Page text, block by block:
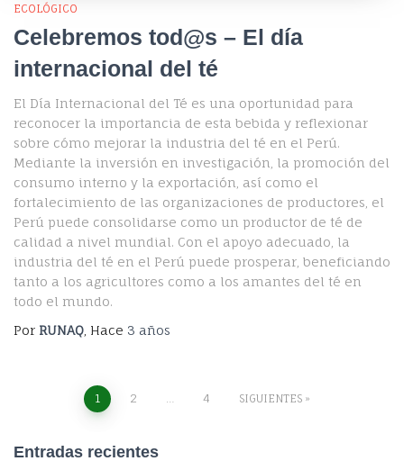
ECOLÓGICO
Celebremos tod@s – El día
internacional del té
El Día Internacional del Té es una oportunidad para
reconocer la importancia de esta bebida y reflexionar
sobre cómo mejorar la industria del té en el Perú.
Mediante la inversión en investigación, la promoción del
consumo interno y la exportación, así como el
fortalecimiento de las organizaciones de productores, el
Perú puede consolidarse como un productor de té de
calidad a nivel mundial. Con el apoyo adecuado, la
industria del té en el Perú puede prosperar, beneficiando
tanto a los agricultores como a los amantes del té en
todo el mundo.
Por RUNAQ , Hace 3 años
Navegación
de
1 2 4 SIGUIENTES
Entradas recientes